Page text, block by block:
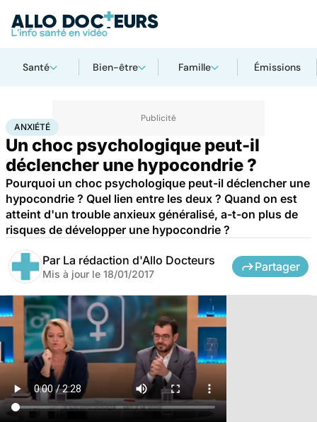
Santé Bien-être Famille Émissions
AccueilSanté
ANXIÉTÉ
Un choc psychologique peut-il
déclencher une hypocondrie ?
Pourquoi un choc psychologique peut-il déclencher une
hypocondrie ? Quel lien entre les deux ? Quand on est
atteint d'un trouble anxieux généralisé, a-t-on plus de
risques de développer une hypocondrie ?
Par La rédaction d'Allo Docteurs
Mis à jour le 18/01/2017
Partager